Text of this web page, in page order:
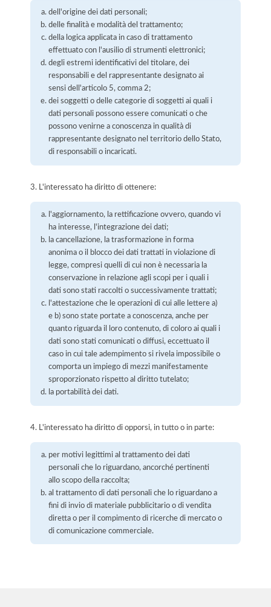
dell'origine dei dati personali;
delle finalità e modalità del trattamento;
della logica applicata in caso di trattamento
effettuato con l'ausilio di strumenti elettronici;
degli estremi identificativi del titolare, dei
responsabili e del rappresentante designato ai
sensi dell'articolo 5, comma 2;
dei soggetti o delle categorie di soggetti ai quali i
dati personali possono essere comunicati o che
possono venirne a conoscenza in qualità di
rappresentante designato nel territorio dello Stato,
di responsabili o incaricati.
3. L'interessato ha diritto di ottenere:
l'aggiornamento, la rettificazione ovvero, quando vi
ha interesse, l'integrazione dei dati;
la cancellazione, la trasformazione in forma
anonima o il blocco dei dati trattati in violazione di
legge, compresi quelli di cui non è necessaria la
conservazione in relazione agli scopi per i quali i
dati sono stati raccolti o successivamente trattati;
l'attestazione che le operazioni di cui alle lettere a)
e b) sono state portate a conoscenza, anche per
quanto riguarda il loro contenuto, di coloro ai quali i
dati sono stati comunicati o diffusi, eccettuato il
caso in cui tale adempimento si rivela impossibile o
comporta un impiego di mezzi manifestamente
sproporzionato rispetto al diritto tutelato;
la portabilità dei dati.
4. L'interessato ha diritto di opporsi, in tutto o in parte:
per motivi legittimi al trattamento dei dati
personali che lo riguardano, ancorché pertinenti
allo scopo della raccolta;
al trattamento di dati personali che lo riguardano a
fini di invio di materiale pubblicitario o di vendita
diretta o per il compimento di ricerche di mercato o
di comunicazione commerciale.